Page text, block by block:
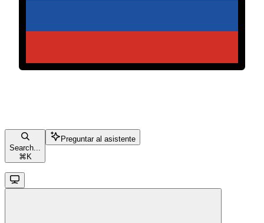
Search...
⌘ K
Preguntar al asistente